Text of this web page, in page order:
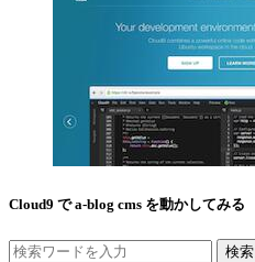
Cloud9 で a-blog cms を動かしてみる
検索